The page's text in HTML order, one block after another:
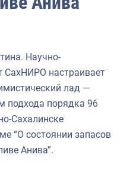
Научно-
СахНИРО настраивает
лад —
подхода порядка 96
Сахалинске
“О состоянии запасов
Анива”.